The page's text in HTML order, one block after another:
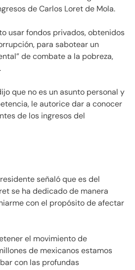
de Carlos Loret de Mola.
usar fondos privados, obtenidos
para sabotear un
de combate a la pobreza,
que no es un asunto personal y
le autorice dar a conocer
de los ingresos del
señaló que es del
se ha dedicado de manera
con el propósito de afectar
el movimiento de
de mexicanos estamos
con las profundas